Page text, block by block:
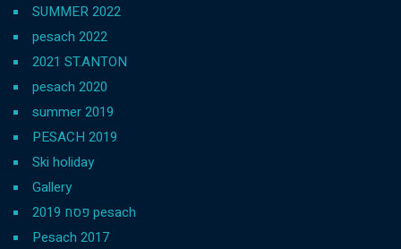
SUMMER 2022
pesach 2022
2021 ST.ANTON
pesach 2020
summer 2019
PESACH 2019
Ski holiday
Gallery
פסח 2019 pesach
Pesach 2017